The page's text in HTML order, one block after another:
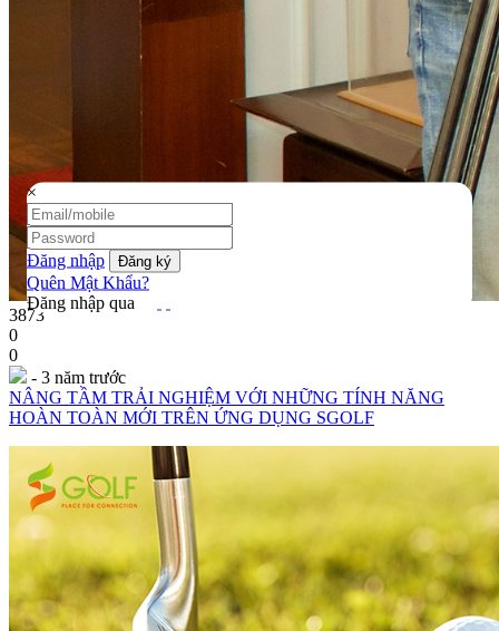
3873
0
0
- 3 năm trước
NÂNG TẦM TRẢI NGHIỆM VỚI NHỮNG TÍNH NĂNG
HOÀN TOÀN MỚI TRÊN ỨNG DỤNG SGOLF
×
Đăng nhập
Quên Mật Khẩu?
Đăng nhập qua